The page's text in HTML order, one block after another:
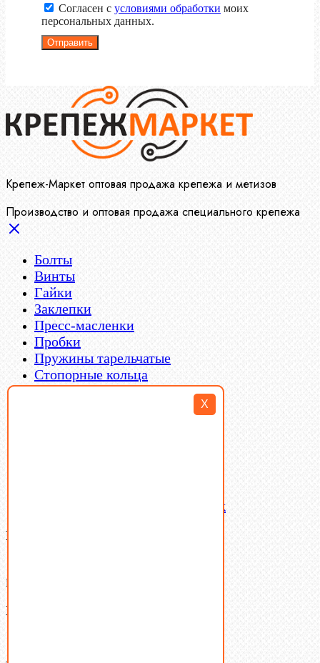
X
Согласен с условиями обработки моих
персональных данных.
Отправить
Крепеж-Маркет оптовая продажа крепежа и метизов
Производство и оптовая продажа специального крепежа
Болты
Винты
Гайки
Заклепки
Пресс-масленки
Пробки
Пружины тарельчатые
Стопорные кольца
Такелаж
Латунный и бронзовый крепеж
Ваша корзина
В корзине нет товаров.
Поиск